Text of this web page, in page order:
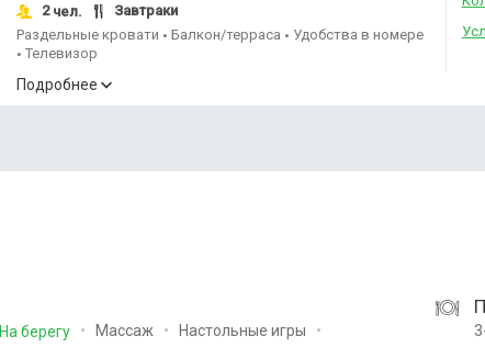
2чел.
Завтраки
Раздельные кровати • Балкон/терраса • Удобства в номере
• Телевизор
Подробнее
На берегу Массаж
Настольные игры